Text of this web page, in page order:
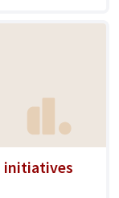
initiatives